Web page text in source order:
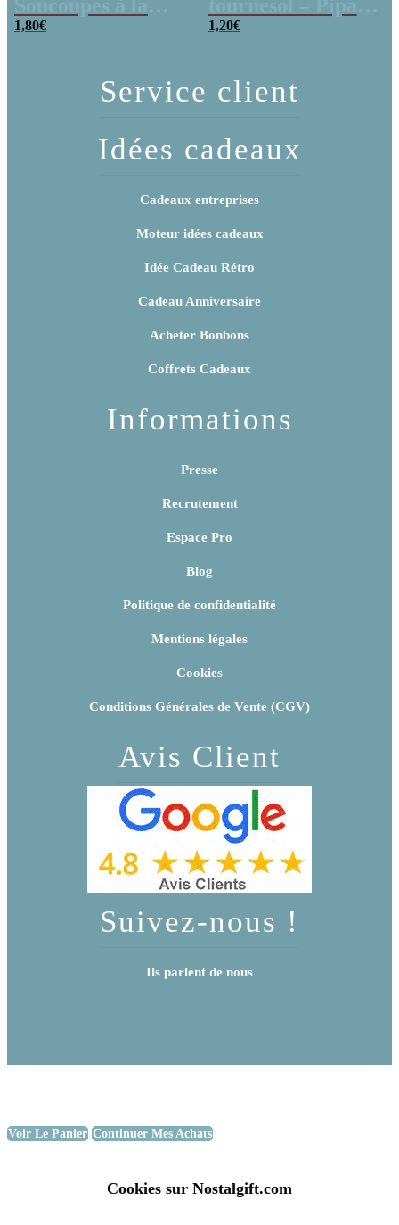
poudre (x20)
1,80€
x 3
1,20€
Service client
Idées cadeaux
Cadeaux entreprises
Moteur idées cadeaux
Idée Cadeau Rétro
Cadeau Anniversaire
Acheter Bonbons
Coffrets Cadeaux
Informations
Presse
Recrutement
Espace Pro
Blog
Politique de confidentialité
Mentions légales
Cookies
Conditions Générales de Vente (CGV)
Avis Client
Suivez-nous !
Ils parlent de nous
Voir Le Panier Continuer Mes Achats
Cookies sur Nostalgift.com